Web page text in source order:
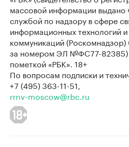
массовой информации выдано
службой по надзору в сфере
информационных технологий
коммуникаций (Роскомнадзор)
за номером ЭЛ №ФС77-82385)
пометкой «РБК». 18+
По вопросам подписки и
+7 (495) 363-11-51,
rrnv-moscow@rbc.ru